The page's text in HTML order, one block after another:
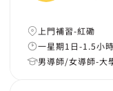
上門補習-紅磡
一星期1日-1.5小
男導師/女導師-大